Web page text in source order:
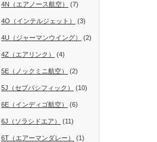
4N（エアノース航空） (7)
4O（インテルジェット） (3)
4U（ジャーマンウイング） (2)
4Z（エアリンク） (4)
5E（ノックミニ航空） (2)
5J（セブパシフィック） (10)
6E（インディゴ航空） (6)
6J（ソラシドエア） (11)
6T（エアーマンダレー） (1)